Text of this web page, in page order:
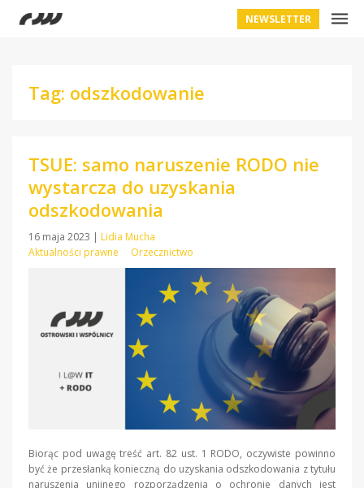
NEWSLETTER
Tag: odszkodowanie
TSUE: samo naruszenie RODO nie
wystarcza do uzyskania
odszkodowania
16 maja 2023 | Lidia Mucha
Aktualności prawne
Orzecznictwo
Biorąc pod uwagę treść art. 82 ust. 1 RODO, oczywiste powinno
być że przesłanką konieczną do uzyskania odszkodowania z tytułu
naruszenia unijnego rozporządzenia o ochronie danych jest